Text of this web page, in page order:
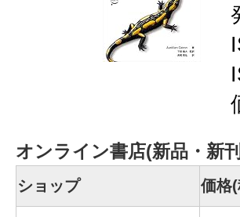
オンライン書店(新品・新
ショップ 価格